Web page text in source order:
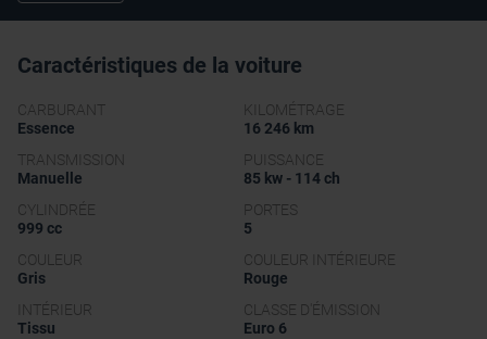
Caractéristiques de la voiture
CARBURANT
Essence
KILOMÉTRAGE
16 246 km
TRANSMISSION
Manuelle
PUISSANCE
85 kw - 114 ch
CYLINDRÉE
999 cc
PORTES
5
COULEUR
Gris
COULEUR INTÉRIEURE
Rouge
INTÉRIEUR
Tissu
CLASSE D'ÉMISSION
Euro 6